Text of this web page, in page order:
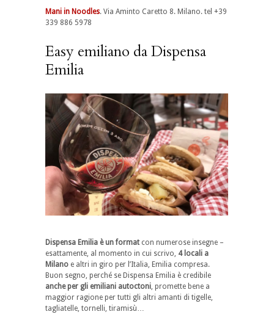
Mani in Noodles. Via Aminto Caretto 8. Milano. tel +39
339 886 5978
Easy emiliano da Dispensa
Emilia
Dispensa Emilia è un format con numerose insegne –
esattamente, al momento in cui scrivo, 4 locali a
Milano e altri in giro per l’Italia, Emilia compresa.
Buon segno, perché se Dispensa Emilia è credibile
anche per gli emiliani autoctoni , promette bene a
maggior ragione per tutti gli altri amanti di tigelle,
tagliatelle, tornelli, tiramisù…